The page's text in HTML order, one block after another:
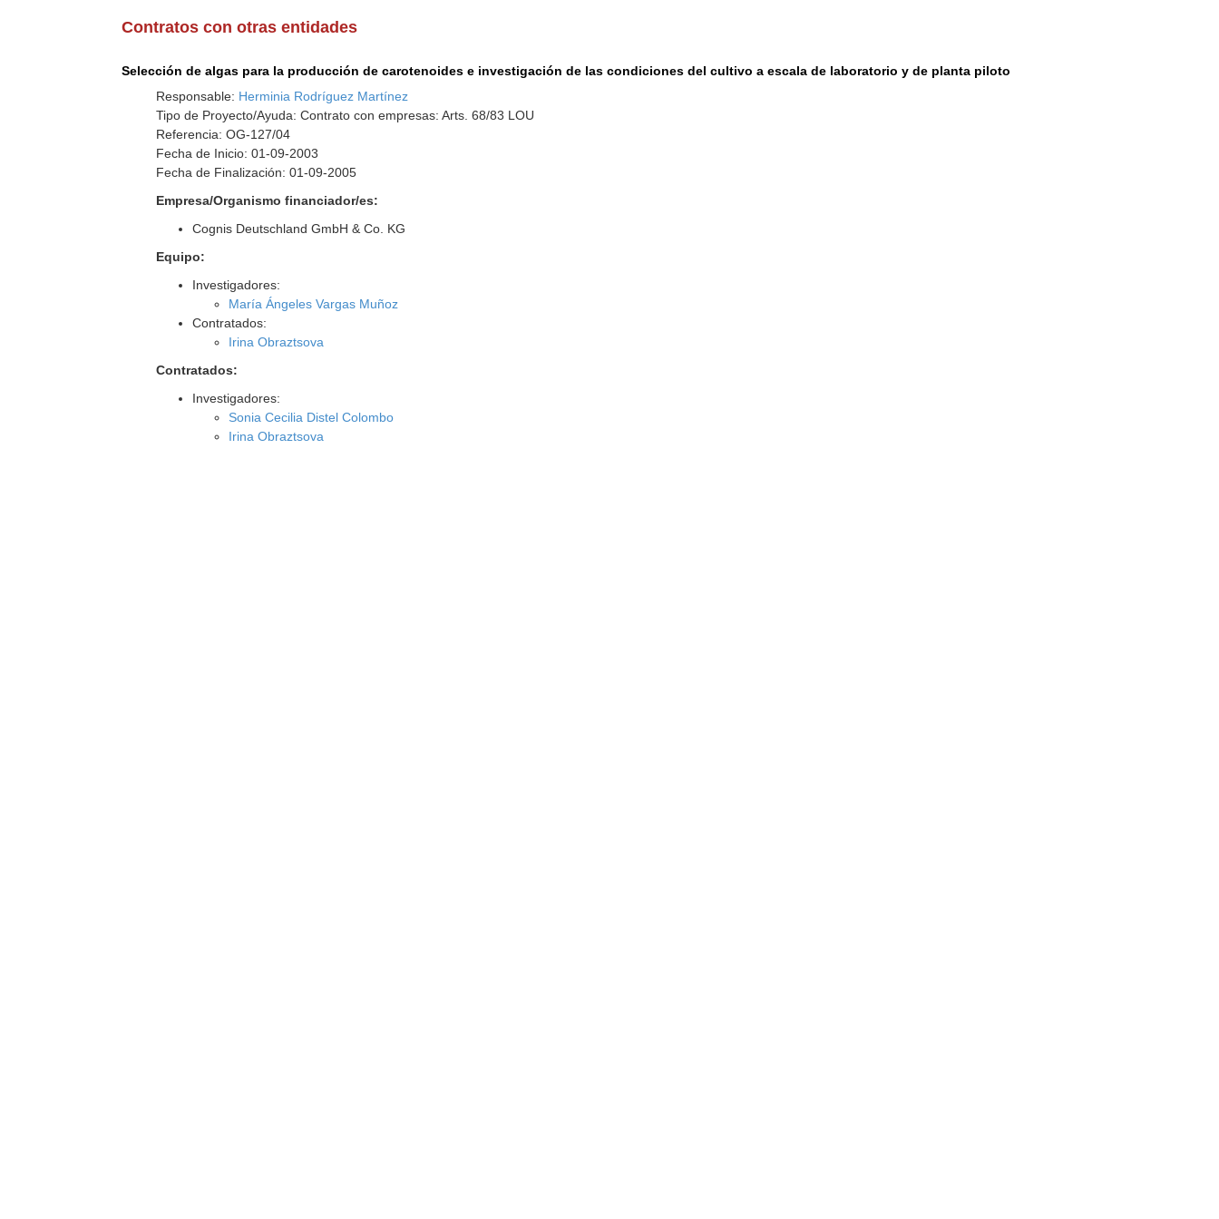
Contratos con otras entidades
Selección de algas para la producción de carotenoides e investigación de las condiciones del cultivo a escala de laboratorio y de planta piloto
Responsable: Herminia Rodríguez Martínez
Tipo de Proyecto/Ayuda: Contrato con empresas: Arts. 68/83 LOU
Referencia: OG-127/04
Fecha de Inicio: 01-09-2003
Fecha de Finalización: 01-09-2005
Empresa/Organismo financiador/es:
Cognis Deutschland GmbH & Co. KG
Equipo:
Investigadores:
María Ángeles Vargas Muñoz
Contratados:
Irina Obraztsova
Contratados:
Investigadores:
Sonia Cecilia Distel Colombo
Irina Obraztsova